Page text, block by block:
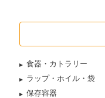
食器・カトラリー
ラップ・ホイル・袋
保存容器